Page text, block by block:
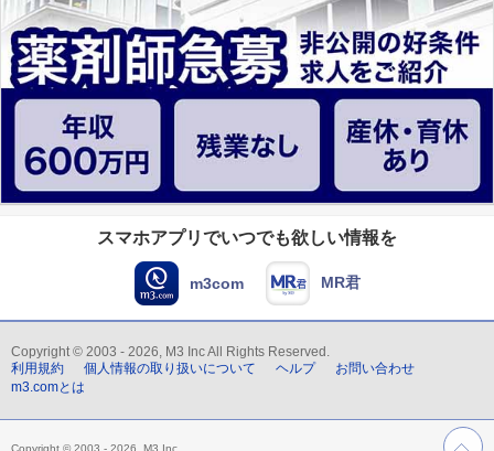
スマホアプリでいつでも欲しい情報を
m3com MR君
Copyright © 2003 - 2026, M3 Inc All Rights Reserved.
利用規約
個人情報の取り扱いについて ヘルプ
お問い合わせ
m3.comとは